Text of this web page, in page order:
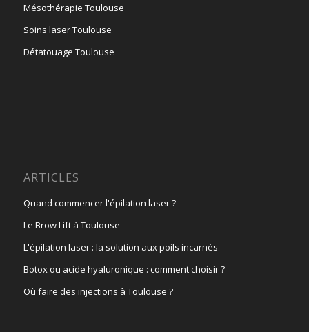
Mésothérapie Toulouse
Soins laser Toulouse
Détatouage Toulouse
ARTICLES
Quand commencer l'épilation laser ?
Le Brow Lift à Toulouse
L'épilation laser : la solution aux poils incarnés
Botox ou acide hyaluronique : comment choisir ?
Où faire des injections à Toulouse ?